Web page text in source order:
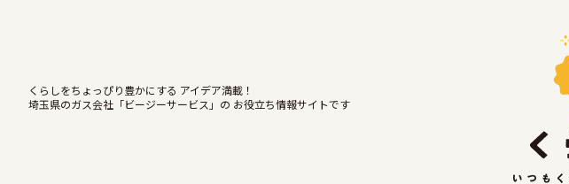
くらしをちょっぴり豊かにする アイデア満載！
埼玉県のガス会社「ビージーサービス」の お役立ち情報サイトです